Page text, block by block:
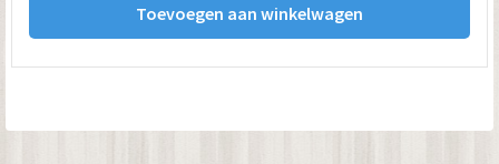
Toevoegen aan winkelwagen